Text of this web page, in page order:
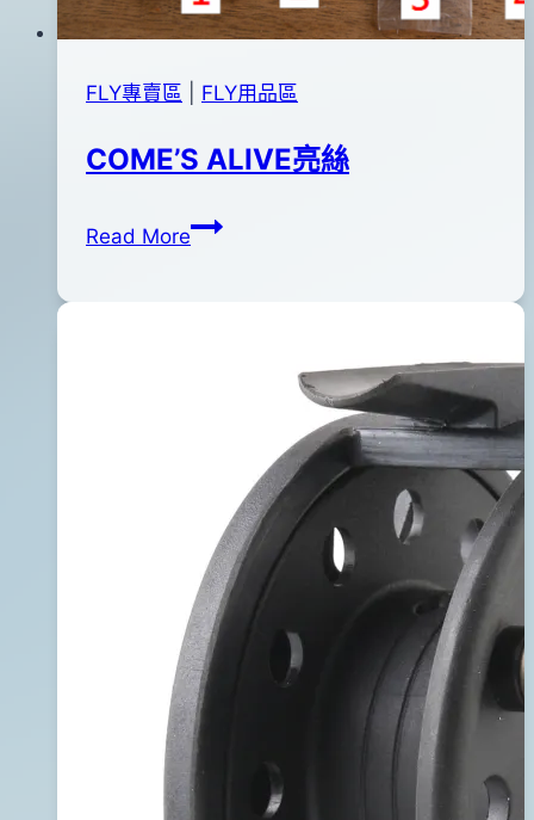
FLY專賣區 FLY用品區
COME’S ALIVE亮絲
By anna
2012
Read MoreCOME’S